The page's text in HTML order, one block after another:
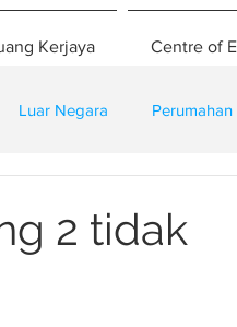
Kerjaya Centre of
Luar Negara Perumahan
2 tidak